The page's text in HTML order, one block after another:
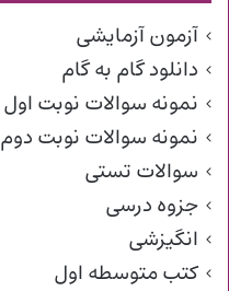
آزمون آزمایشی
دانلود گام به گام
نمونه سوالات نوبت اول
نمونه سوالات نوبت دوم
سوالات تستی
جزوه درسی
انگیزشی
کتب متوسطه اول